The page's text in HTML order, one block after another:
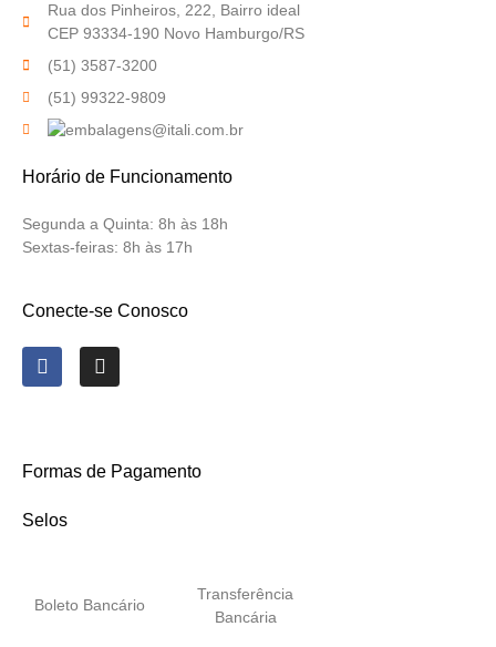
Rua dos Pinheiros, 222, Bairro ideal
CEP 93334-190 Novo Hamburgo/RS
(51) 3587-3200
(51) 99322-9809
Horário de Funcionamento
Segunda a Quinta: 8h às 18h
Sextas-feiras: 8h às 17h
Conecte-se Conosco
Formas de Pagamento
Selos
Boleto Bancário
Transferência
Bancária